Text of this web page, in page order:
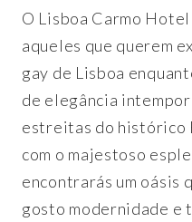
O Lisboa Carmo
aqueles que querem
gay de Lisboa
de elegância
estreitas do histórico
com o majestoso
encontrarás um oásis
gosto modernidade e